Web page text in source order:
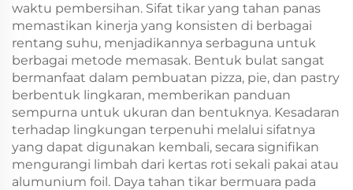
waktu pembersihan. Sifat tikar yang tahan panas
memastikan kinerja yang konsisten di berbagai
rentang suhu, menjadikannya serbaguna untuk
berbagai metode memasak. Bentuk bulat sangat
bermanfaat dalam pembuatan pizza, pie, dan pastry
berbentuk lingkaran, memberikan panduan
sempurna untuk ukuran dan bentuknya. Kesadaran
terhadap lingkungan terpenuhi melalui sifatnya
yang dapat digunakan kembali, secara signifikan
mengurangi limbah dari kertas roti sekali pakai atau
alumunium foil. Daya tahan tikar bermuara pada